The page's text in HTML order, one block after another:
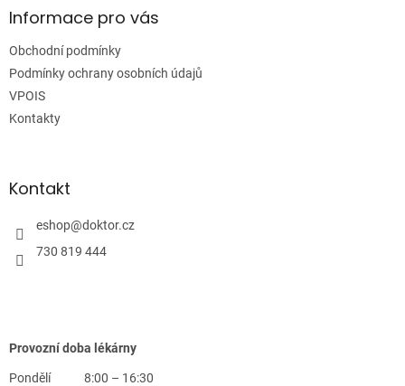
aInformace pro vás
Obchodní podmínky
Podmínky ochrany osobních údajů
VPOIS
Kontakty
Kontakt
eshop@doktor.cz
730 819 444
Provozní doba lékárny
Pondělí
8:00 – 16:30